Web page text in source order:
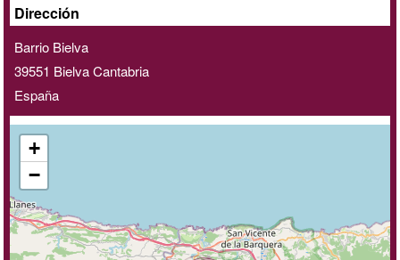
A
domicilio
/
online
Dirección
Barrio Bielva
39551 BielvaCantabria
España
+
−